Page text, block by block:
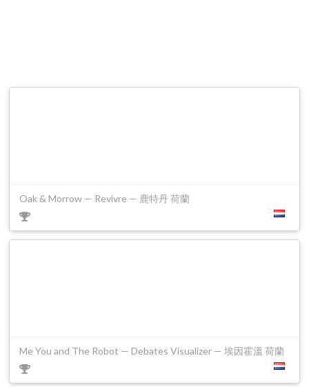
Oak & Morrow — Revivre — 鹿特丹 荷蘭
Me You and The Robot — Debates Visualizer — 埃因霍溫 荷蘭